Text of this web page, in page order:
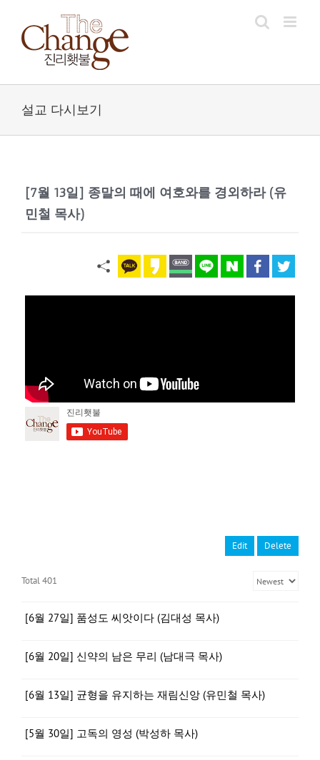
content
설교 다시보기
[7월 13일] 종말의 때에 여호와를 경외하라 (유
민철 목사)
Edit Delete
Total 401
[6월 27일] 품성도 씨앗이다 (김대성 목사)
[6월 20일] 신약의 남은 무리 (남대극 목사)
[6월 13일] 균형을 유지하는 재림신앙 (유민철 목사)
[5월 30일] 고독의 영성 (박성하 목사)